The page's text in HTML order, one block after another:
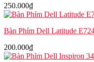
số
250.000₫
Bàn Phím Dell Latitude
200.000₫